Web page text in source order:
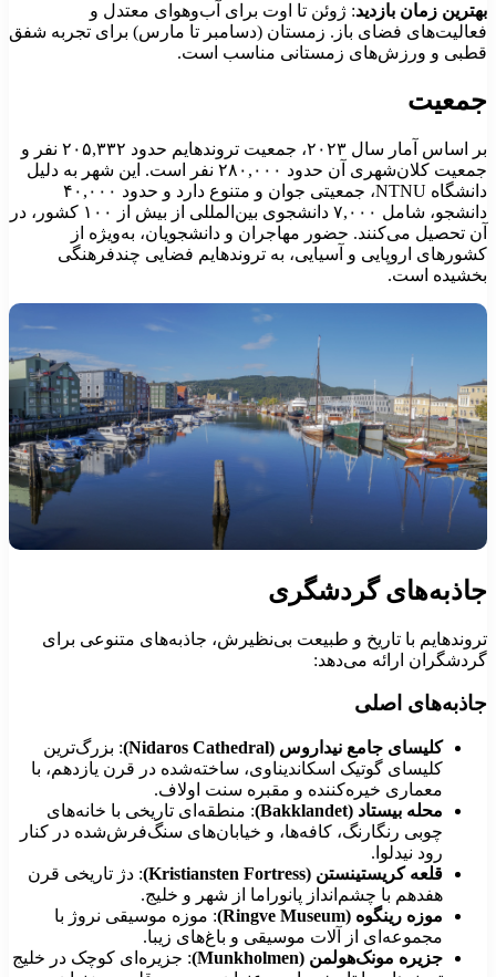
زمان بازدید: ژوئن تا اوت برای آب‌وهوای معتدل و
فضای باز. زمستان (دسامبر تا مارس) برای تجربه شفق
و ورزش‌های زمستانی مناسب است.
بر اساس آمار سال ۲۰۲۳، جمعیت تروندهایم حدود ۲۰۵,۳۳۲ نفر و
جمعیت کلان‌شهری آن حدود ۲۸۰,۰۰۰ نفر است. این شهر به دلیل
دانشگاه NTNU، جمعیتی جوان و متنوع دارد و حدود ۴۰,۰۰۰
دانشجو، شامل ۷,۰۰۰ دانشجوی بین‌المللی از بیش از ۱۰۰ کشور، در
تحصیل می‌کنند. حضور مهاجران و دانشجویان، به‌ویژه از
اروپایی و آسیایی، به تروندهایم فضایی چندفرهنگی
است.
گردشگری
با تاریخ و طبیعت بی‌نظیرش، جاذبه‌های متنوعی برای
ارائه می‌دهد:
اصلی
کلیسای جامع نیداروس (Nidaros Cathedral)
: بزرگ‌ترین
کلیسای گوتیک اسکاندیناوی، ساخته‌شده در قرن یازدهم، با
معماری خیره‌کننده و مقبره سنت اولاف.
محله بیستاد (Bakklandet)
: منطقه‌ای تاریخی با خانه‌های
چوبی رنگارنگ، کافه‌ها، و خیابان‌های سنگ‌فرش‌شده در کنار
رود نیدلوا.
قلعه کریستینستن (Kristiansten Fortress)
: دژ تاریخی قرن
هفدهم با چشم‌انداز پانوراما از شهر و خلیج.
موزه رینگوه (Ringve Museum)
: موزه موسیقی نروژ با
مجموعه‌ای از آلات موسیقی و باغ‌های زیبا.
جزیره مونک‌هولمن (Munkholmen)
: جزیره‌ای کوچک در خلیج